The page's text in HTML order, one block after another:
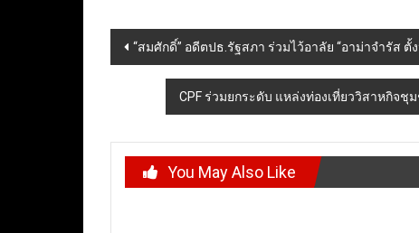
Post
navigation
“สมศักดิ์” อดีตปธ.รัฐสภา ร่วมไว้อาลัย “อาม่าจำรัส ตั้
CPF ร่วมยกระดับ แหล่งท่องเที่ยววิสาหกิจ
You May Also Like